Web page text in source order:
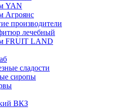
YAN
Агроянс
производители
лечебный
FRUIT LAND
сладости
сиропы
ВКЗ